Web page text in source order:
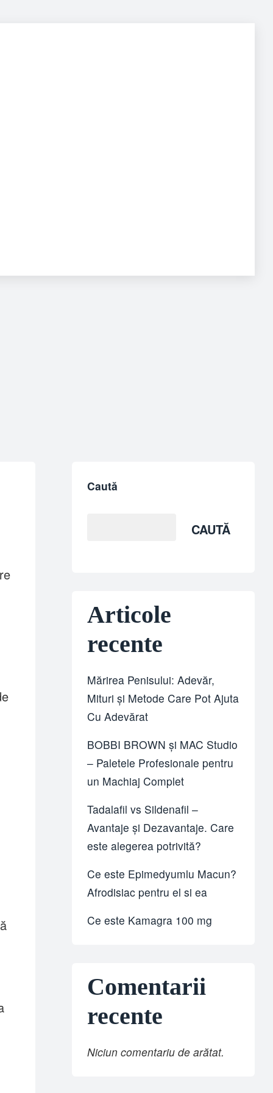
Caută
CAUTĂ
Articole
recente
Mărirea Penisului: Adevăr,
Mituri și Metode Care Pot Ajuta
Cu Adevărat
BOBBI BROWN și MAC Studio
– Paletele Profesionale pentru
un Machiaj Complet
Tadalafil vs Sildenafil –
Avantaje și Dezavantaje. Care
este alegerea potrivită?
Ce este Epimedyumlu Macun?
Afrodisiac pentru el si ea
Ce este Kamagra 100 mg
Comentarii
recente
Niciun comentariu de arătat.